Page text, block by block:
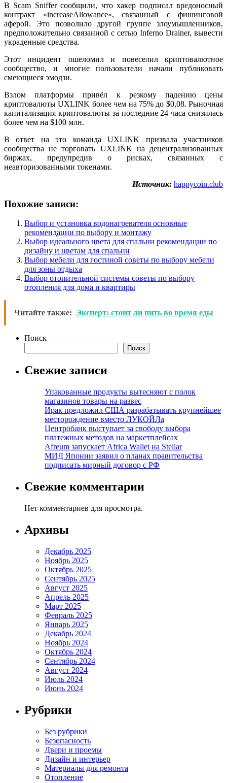
В Scam Sniffer сообщили, что хакер подписал вредоносный
контракт «increaseAllowance», связанный с фишинговой
аферой. Это позволило другой группе злоумышленников,
предположительно связанной с сетью Inferno Drainer, вывести
украденные средства.
Этот инцидент ошеломил и повеселил криптовалютное
сообщество, и многие пользователи начали публиковать
смеющиеся эмодзи.
Взлом платформы привёл к резкому падению цены
криптовалюты UXLINK более чем на 75% до $0,08. Рыночная
капитализация криптовалюты за последние 24 часа снизилась
более чем на $100 млн.
В ответ на это команда UXLINK призвала участников
сообщества не торговать UXLINK на децентрализованных
биржах, предупредив о рисках, связанных с
неавторизованными токенами.
Источник: happycoin.club
Похожие записи:
Выбор и установка водонагревателя основные
рекомендации по выбору и монтажу
Выбор идеального цвета для спальни рекомендации по
дизайну и цветам для спальни
Выбор мебели для гостиной советы по выбору мебели
для зоны отдыха
Выбор отопительной системы советы по выбору
отопления для дома и квартиры
Читайте также: Эксперт: стоит ли пить во время еды
Поиск
Поиск
Свежие записи
Упакованные продукты вытесняют с полок
магазинов товары на развес
Ирак предложил США разрабатывать крупнейшее
месторождение вместо ЛУКОЙЛа
Центробанк выступает за свободу выбора
платежных методов на маркетплейсах
Afreum запускает Africa Wallet на Stellar
МИД Японии заявил о планах правительства
подписать мирный договор с РФ
Свежие комментарии
Нет комментариев для просмотра.
Архивы
Декабрь 2025
Ноябрь 2025
Октябрь 2025
Сентябрь 2025
Август 2025
Апрель 2025
Март 2025
Февраль 2025
Январь 2025
Декабрь 2024
Ноябрь 2024
Октябрь 2024
Сентябрь 2024
Август 2024
Июль 2024
Июнь 2024
Рубрики
Без рубрики
Безопасность
Двери и проемы
Дизайн и интерьер
Материалы для ремонта
Отопление